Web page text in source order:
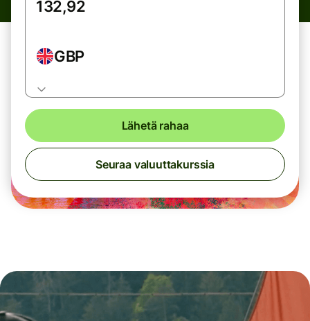
GBP
Lähetä rahaa
Seuraa valuuttakurssia